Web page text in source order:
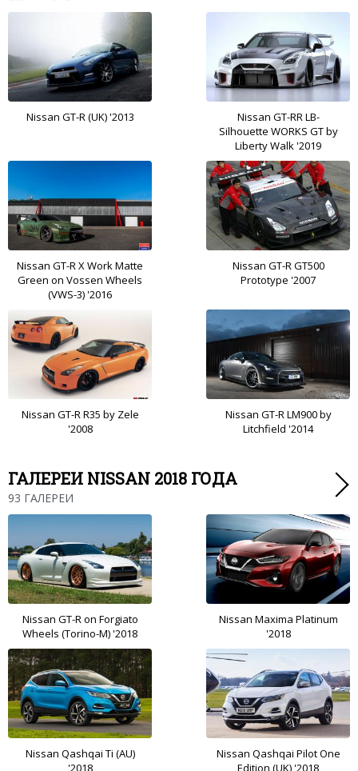
Nissan GT-R (UK) '2013
Nissan GT-RR LB-
Silhouette WORKS GT by
Liberty Walk '2019
Nissan GT-R X Work Matte
Green on Vossen Wheels
(VWS-3) '2016
Nissan GT-R GT500
Prototype '2007
Nissan GT-R R35 by Zele
'2008
Nissan GT-R LM900 by
Litchfield '2014
ГАЛЕРЕИ NISSAN 2018 ГОДА
93 ГАЛЕРЕИ
Nissan GT-R on Forgiato
Wheels (Torino-M) '2018
Nissan Maxima Platinum
'2018
Nissan Qashqai Ti (AU)
'2018
Nissan Qashqai Pilot One
Edition (UK) '2018